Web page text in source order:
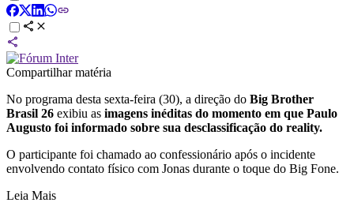
Compartilhar matéria
No programa desta sexta-feira (30), a direção do Big Brother
Brasil 26 exibiu as imagens inéditas do momento em que Paulo
Augusto foi informado sobre sua desclassificação do reality.
O participante foi chamado ao confessionário após o incidente
envolvendo contato físico com Jonas durante o toque do Big Fone.
Leia Mais